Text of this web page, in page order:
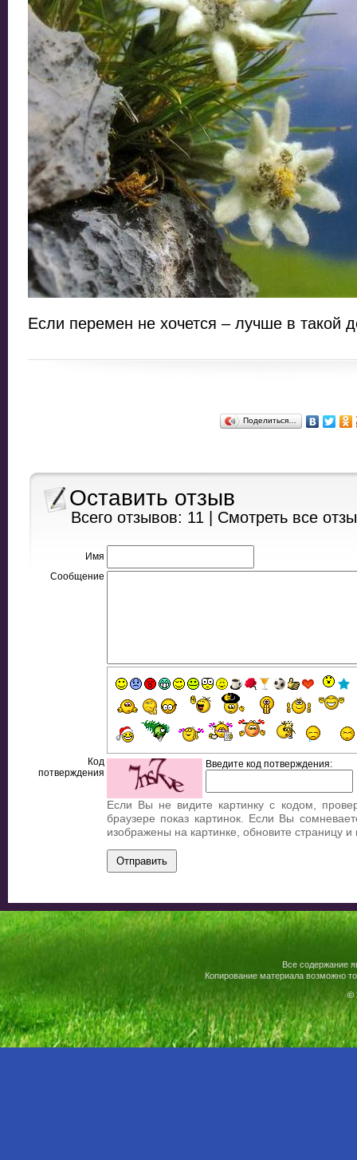
Если перемен не хочется – лучше в такой
Поделиться…
Оставить отзыв
Всего отзывов: 11 | Смотреть все
Имя
Сообщение
Код
потверждения
Введите код потверждения:
Если Вы не видите картинку с кодом,
браузере показ картинок. Если Вы
изображены на картинке, обновите страницу
Все содержание
Копирование материала возможно
©